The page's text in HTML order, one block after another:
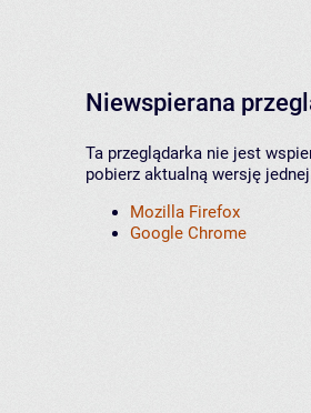
Niewspierana
Ta przeglądarka nie jest
pobierz aktualną wersję
Mozilla Firefox
Google Chrome